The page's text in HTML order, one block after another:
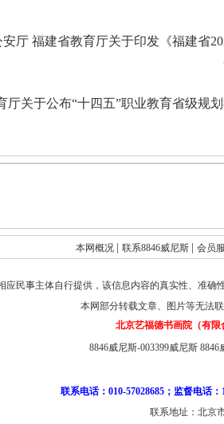
厅 福建省教育厅关于印发《福建省
厅关于公布“十四五”职业教育省级规
本网概况 联系8846威尼斯 会员
应民事主体自行提供，该信息内容的真实性、准确
本网部分转载文章、图片等无法
北京艺福德书画院（有
8846威尼斯-003399威尼斯 8846
联系电话：010-57028685；监督电话
联系地址：北京